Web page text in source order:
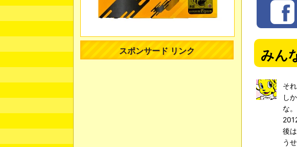
みん
そ
し
な。
後
う
スポンサード リンク